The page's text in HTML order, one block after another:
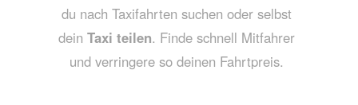
du nach Taxifahrten suchen oder selbst
deinTaxi teilen. Finde schnell Mitfahrer
und verringere so deinen Fahrtpreis.